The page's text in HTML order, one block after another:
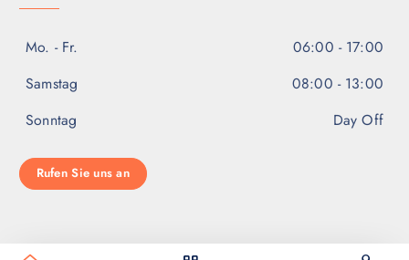
Mo. - Fr.
06:00 - 17:00
Samstag
08:00 - 13:00
Sonntag
Day Off
Rufen Sie uns an